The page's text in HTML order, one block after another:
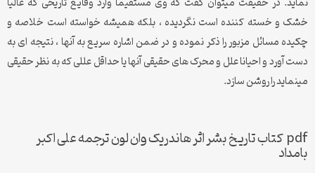
نماید. در حقیقت میتوان گفت که وی مستقیما وارد وقایع تاریخی که غالیا
خشک و خسته کننده است نگردیده ، بلکه همیشه خواسته است خلاصه و
چکیده مسائل مزبور را ذکر نموده و در ضمن اشاره سریع به آنها ، نتیجه ای به
دست آورد و احیانا علل و محرک های حقیقی آنها یا حداقل عللی که به نظر حقیقی
مینماید را روشن سازد.
pdf کتاب تاریخ بشر اثر هاندریک وان لون ترجمه علی اکبر
بامداد